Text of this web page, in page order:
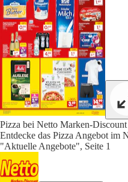
Pizza bei Netto Marken-
Entdecke das Pizza Angebot im
"Aktuelle Angebote", Seite 1